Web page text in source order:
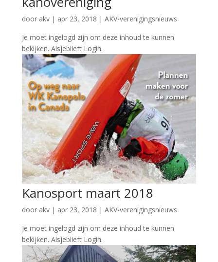
door akv| apr 23, 2018 | AKV-verenigingsnieuws
Je moet ingelogd zijn om deze inhoud te kunnen
bekijken. Alsjeblieft Login.
Kanosport maart 2018
door akv| apr 23, 2018 | AKV-verenigingsnieuws
Je moet ingelogd zijn om deze inhoud te kunnen
bekijken. Alsjeblieft Login.